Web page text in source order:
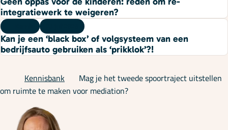
integratiewerk te weigeren?
Kan je een ‘black box’ of volgsysteem van een
bedrijfsauto gebruiken als ‘prikklok’?!
Kennisbank
Mag je het tweede spoortraject uitstellen
om ruimte te maken voor mediation?